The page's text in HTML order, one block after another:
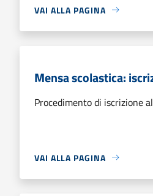
VAI ALLA PAGINA
Mensa scolastica:
Procedimento di iscrizione
VAI ALLA PAGINA